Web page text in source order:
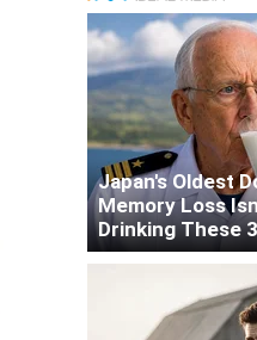
Japan's Oldest
Memory Loss
Drinking These